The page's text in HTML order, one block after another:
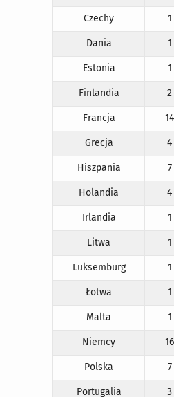
Czechy 1
Dania 1
Estonia 1
Finlandia 2
Francja 14
Grecja 4
Hiszpania 7
Holandia 4
Irlandia 1
Litwa 1
Luksemburg 1
Łotwa 1
Malta 1
Niemcy 16
Polska 7
Portugalia 3